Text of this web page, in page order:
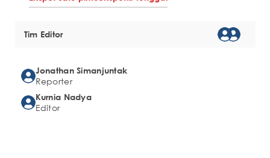
Tim Editor
Jonathan Simanjuntak
Reporter
Kurnia Nadya
Editor